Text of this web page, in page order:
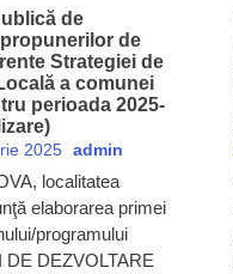
de
de
Strategiei de
a comunei
perioada 2025-
2025 admin
localitatea
elaborarea primei
programului
DE DEZVOLTARE